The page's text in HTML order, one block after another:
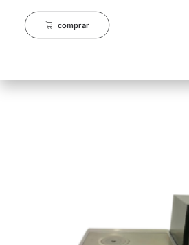
comprar